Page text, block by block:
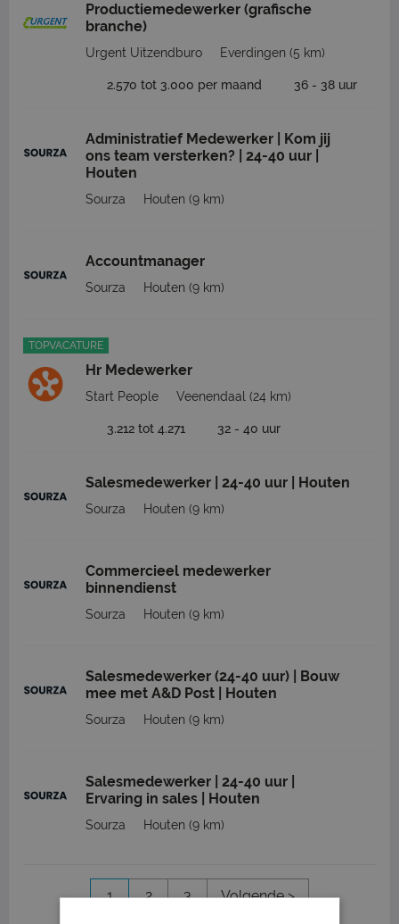
Productiemedewerker (grafische
branche)
Urgent Uitzendburo Everdingen (5 km)
2.570 tot 3.000 per maand 36 - 38 uur
Administratief Medewerker | Kom jij
ons team versterken? | 24-40 uur |
Houten
Sourza Houten (9 km)
Accountmanager
Sourza Houten (9 km)
TOPVACATURE
Hr Medewerker
Start People Veenendaal (24 km)
3.212 tot 4.271 32 - 40 uur
Salesmedewerker | 24-40 uur | Houten
Sourza Houten (9 km)
Commercieel medewerker
binnendienst
Sourza Houten (9 km)
Salesmedewerker (24-40 uur) | Bouw
mee met A&D Post | Houten
Sourza Houten (9 km)
Salesmedewerker | 24-40 uur |
Ervaring in sales | Houten
Sourza Houten (9 km)
1 2 3 Volgende >